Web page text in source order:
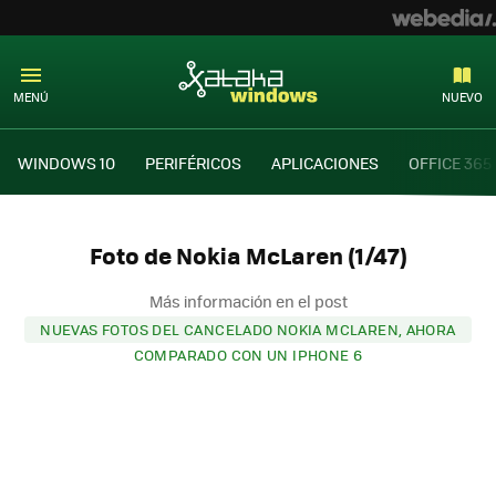
MENÚ NUEVO
WINDOWS 10 PERIFÉRICOS APLICACIONES OFFICE 365
Foto de Nokia McLaren (1/47)
Más información en el post
NUEVAS FOTOS DEL CANCELADO NOKIA MCLAREN, AHORA
COMPARADO CON UN IPHONE 6